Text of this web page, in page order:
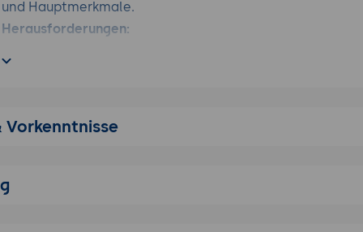
Hauptmerkmale.
Komplexität, Datenkonsistenz, Netzwerk-
Überblick über das Seneca.js-Framework und seine
Microservices genutzt werden kann.
Vorkenntnisse